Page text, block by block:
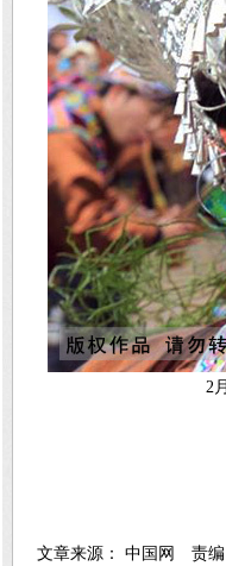
2
文章来源： 中国网 责编